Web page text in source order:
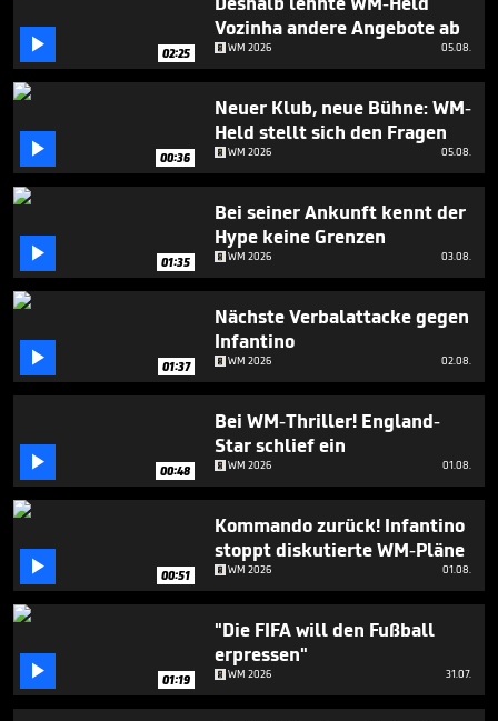
10
seconds
 02:25
Vozinha andere Angebote ab
WM 2026 05.08.
 00:36
Neuer Klub, neue Bühne: WM-
Held stellt sich den Fragen
WM 2026 05.08.
 01:35
Bei seiner Ankunft kennt der
Hype keine Grenzen
WM 2026 03.08.
 01:37
Nächste Verbalattacke gegen
Infantino
WM 2026 02.08.
 00:48
Bei WM-Thriller! England-
Star schlief ein
WM 2026 01.08.
 00:51
Kommando zurück! Infantino
stoppt diskutierte WM-Pläne
WM 2026 01.08.
 01:19
"Die FIFA will den Fußball
erpressen"
WM 2026 31.07.